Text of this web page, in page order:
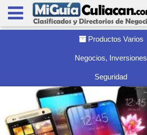
Productos Varios
Negocios, Inversiones
Seguridad